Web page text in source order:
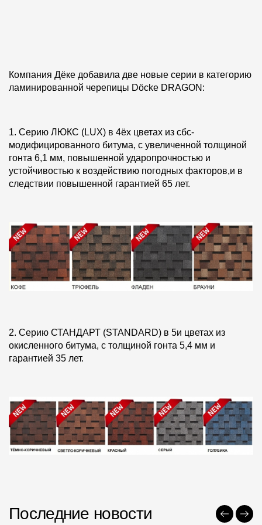
Пленки и мембраны
Однослойная черепица
Ламинированная черепица
Комплектующие к кровле
Водостоки
Пластиковые водосточные системы
Металлические водосточные системы
Чердачные лестницы
Документация
Инструкции по монтажу
Технические листы
Гарантии
Компания Дёке добавила две новые серии в категорию
ламинированной черепицы Dӧcke DRAGON:
1. Серию ЛЮКС (LUX) в 4ёх цветах из сбс-
модифицированного битума, с увеличенной толщиной
гонта 6,1 мм, повышенной ударопрочностью и
устойчивостью к воздействию погодных факторов,и в
следствии повышенной гарантией 65 лет.
2. Серию СТАНДАРТ (STANDARD) в 5и цветах из
окисленного битума, с толщиной гонта 5,4 мм и
гарантией 35 лет.
Последние новости